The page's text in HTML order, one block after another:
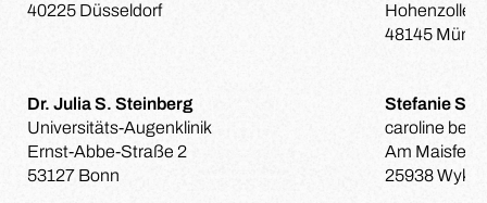
40225 Düsseldorf
48145
Dr. Julia S. Steinberg
Universitäts-Augenklinik
Ernst-Abbe-Straße 2
53127 Bonn
Stefanie
caroline beil
Am Maisfeld
25938 Wyk/